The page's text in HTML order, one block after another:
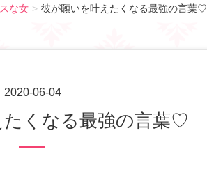
な女 彼が願いを叶えたくなる最強の言葉♡
2020-06-04
たくなる最強の言葉♡